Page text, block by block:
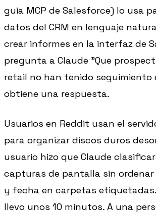
guia MCP de Salesforce) lo usa
datos del CRM en lenguaje
crear informes en la interfaz de
pregunta a Claude "Que
retail no han tenido seguimiento
obtiene una respuesta.
Usuarios en Reddit usan el
para organizar discos duros
usuario hizo que Claude
capturas de pantalla sin
y fecha en carpetas etiquetadas.
llevo unos 10 minutos. A una